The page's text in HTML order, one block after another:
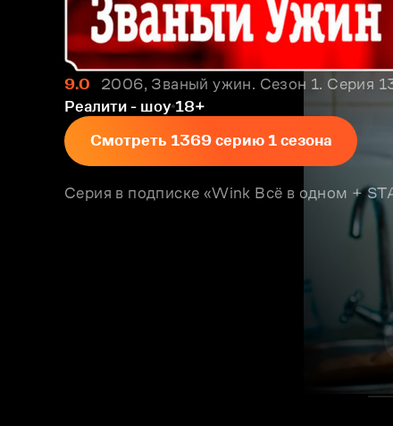
9.0
2006, Званый ужин. Сезон 1. Серия
Реалити - шоу 18+
Смотреть 1369 серию 1 сезона
Серия в подписке «Wink Всё в одном +